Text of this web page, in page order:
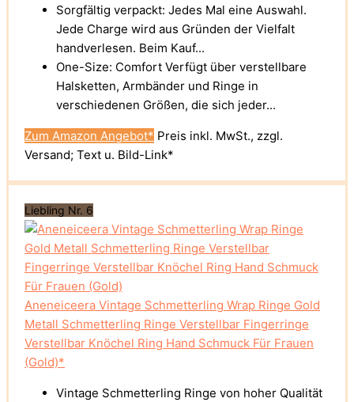
Sorgfältig verpackt: Jedes Mal eine Auswahl.
Jede Charge wird aus Gründen der Vielfalt
handverlesen. Beim Kauf...
One-Size: Comfort Verfügt über verstellbare
Halsketten, Armbänder und Ringe in
verschiedenen Größen, die sich jeder...
Zum Amazon Angebot* Preis inkl. MwSt., zzgl.
Versand; Text u. Bild-Link*
Liebling Nr. 6
Aneneiceera Vintage Schmetterling Wrap Ringe Gold
Metall Schmetterling Ringe Verstellbar Fingerringe
Verstellbar Knöchel Ring Hand Schmuck Für Frauen
(Gold)*
Vintage Schmetterling Ringe von hoher Qualität